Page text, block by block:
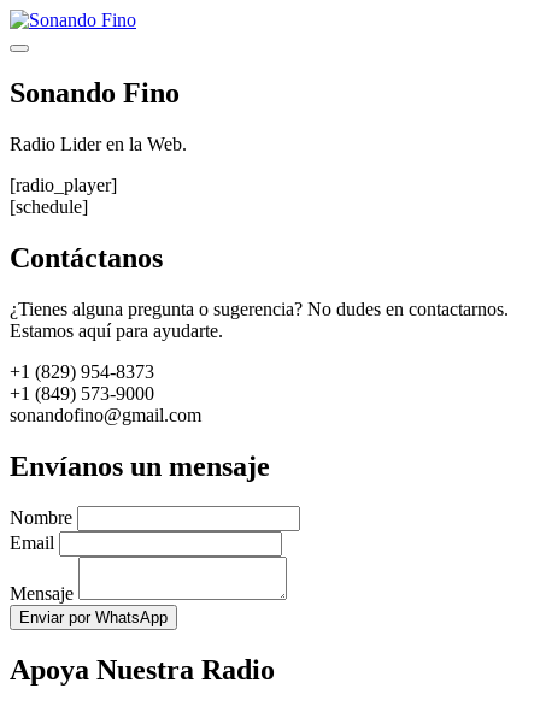
Saltar
al
Menú
Sonando Fino
Radio Lider en la Web.
[radio_player]
[schedule]
Contáctanos
¿Tienes alguna pregunta o sugerencia? No dudes en contactarnos.
Estamos aquí para ayudarte.
+1 (829) 954-8373
+1 (849) 573-9000
sonandofino@gmail.com
Envíanos un mensaje
Nombre
Email
Mensaje
Enviar por WhatsApp
Apoya Nuestra Radio